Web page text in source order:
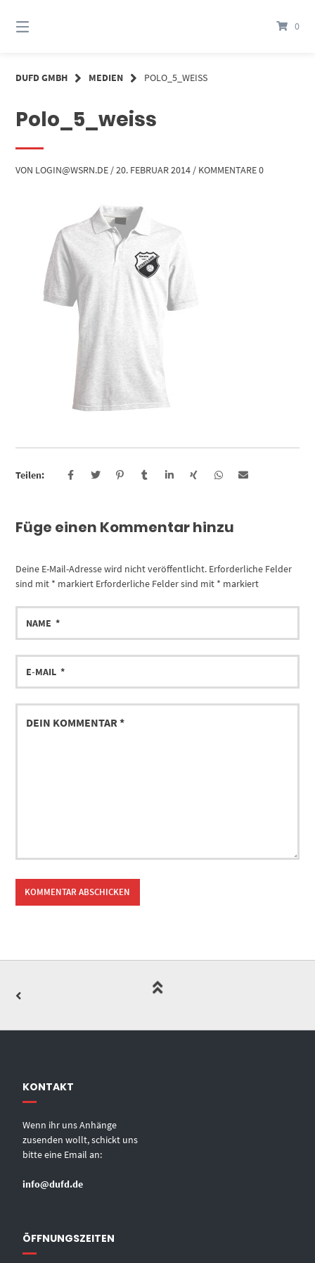
zum
Inhalt
0
DUFD GMBH MEDIEN POLO_5_WEISS
Polo_5_weiss
VON LOGIN@WSRN.DE /20. FEBRUAR 2014 / KOMMENTARE 0
Teilen:
Füge einen Kommentar hinzu
Deine E-Mail-Adresse wird nicht veröffentlicht. Erforderliche Felder
sind mit * markiert Erforderliche Felder sind mit * markiert
KONTAKT
Wenn ihr uns Anhänge
zusenden wollt, schickt uns
bitte eine Email an:
info@dufd.de
ÖFFNUNGSZEITEN